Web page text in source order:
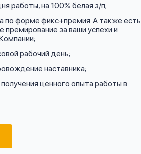
работы, на 100% белая з/п;
по форме фикс+премия. А также есть
премирование за ваши успехи и
рабочий день;
наставника;
ценного опыта работы в